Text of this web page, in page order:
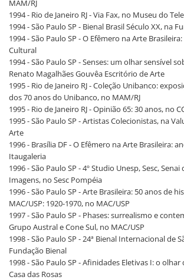
MAM/RJ
1994 - Rio de Janeiro RJ - Via Fax, no Museu do
1994 - São Paulo SP - Bienal Brasil Século XX, na
1994 - São Paulo SP - O Efêmero na Arte
Cultural
1994 - São Paulo SP - Senses: um olhar sensível
Renato Magalhães Gouvêa Escritório de Arte
1995 - Rio de Janeiro RJ - Coleção Unibanco:
dos 70 anos do Unibanco, no MAM/RJ
1995 - Rio de Janeiro RJ - Opinião 65: 30 anos, no
1995 - São Paulo SP - Artistas Colecionistas, na
Arte
1996 - Brasília DF - O Efêmero na Arte Brasileira:
Itaugaleria
1996 - São Paulo SP - 4º Studio Unesp, Sesc,
Imagens, no Sesc Pompéia
1996 - São Paulo SP - Arte Brasileira: 50 anos de
MAC/USP: 1920-1970, no MAC/USP
1997 - São Paulo SP - Phases: surrealismo e
Grupo Austral e Cone Sul, no MAC/USP
1998 - São Paulo SP - 24ª Bienal Internacional de
Fundação Bienal
1998 - São Paulo SP - Afinidades Eletivas I: o
Casa das Rosas